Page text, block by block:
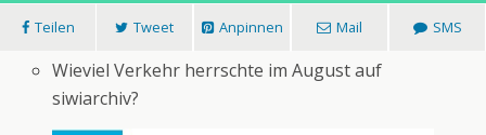
Teilen Tweet Anpinnen Mail SMS
Wieviel Verkehr herrschte im August auf
siwiarchiv?